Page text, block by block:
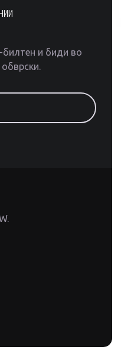
и биди во
обврски.